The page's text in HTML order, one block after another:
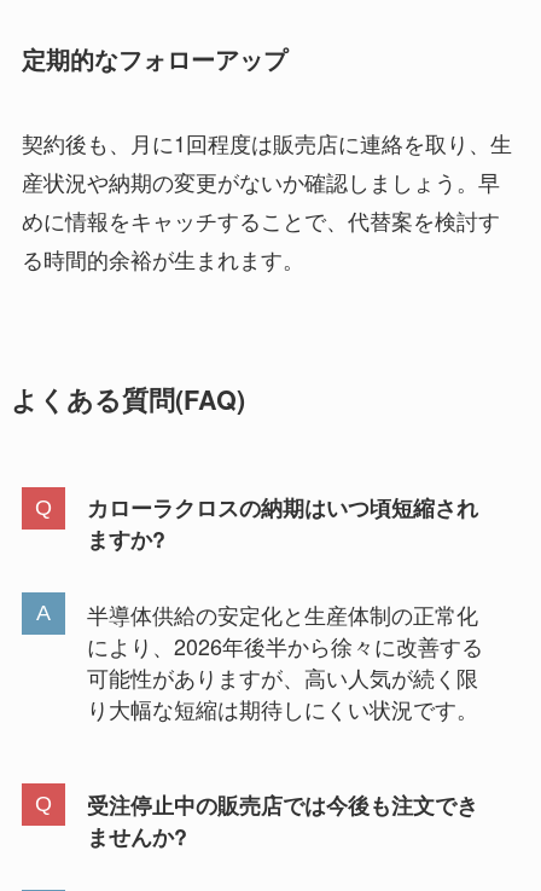
定期的なフォローアップ
契約後も、月に1回程度は販売店に連絡を取り、生
産状況や納期の変更がないか確認しましょう。早
めに情報をキャッチすることで、代替案を検討す
る時間的余裕が生まれます。
よくある質問(FAQ)
カローラクロスの納期はいつ頃短縮され
ますか?
半導体供給の安定化と生産体制の正常化
により、2026年後半から徐々に改善する
可能性がありますが、高い人気が続く限
り大幅な短縮は期待しにくい状況です。
受注停止中の販売店では今後も注文でき
ませんか?